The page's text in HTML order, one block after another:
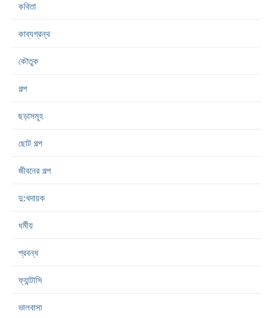
কবিতা
কাব্যগ্রন্থ
কৌতুক
গল্প
ছড়াসমূহ
ছোট গল্প
জীবনের গল্প
দু:খদায়ক
ধর্মীয়
প্রবন্ধ
ফ্যান্টাসি
ভালবাসা